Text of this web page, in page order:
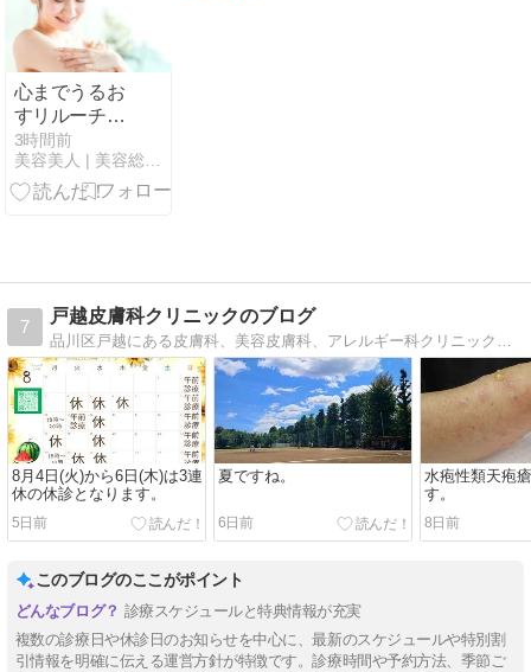
心までうるお
すリルーチェ
のスキンミル
クローション
｜特徴や選び
3時間前
美容美人 | 美容総合サイト
7
戸越皮膚科クリニックのブログ
品川区戸越にある皮膚科、美容皮膚科、アレルギー科クリニックのブログです。 宜しくお願い致します。
8月4日(火)から6日(木)は3連
休の休診となります。
5日前
夏ですね。
6日前
水疱性類天疱
す。
8日前
このブログのここがポイント
診療スケジュールと特典情報が充実
複数の診療日や休診日のお知らせを中心に、最新のスケジュールや特別割
引情報を明確に伝える運営方針が特徴です。診療時間や予約方法、季節ご